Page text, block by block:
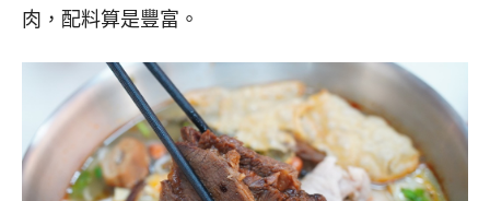
肉，配料算是豐富。